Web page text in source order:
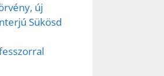
új
Sükösd